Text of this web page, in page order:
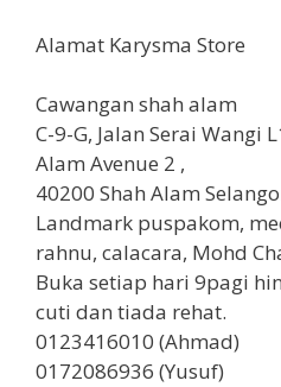
Alamat Karysma Store
Cawangan shah alam
C-9-G, Jalan Serai Wangi
Alam Avenue 2 ,
40200 Shah Alam
Landmark puspakom,
rahnu, calacara, Mohd
Buka setiap hari 9pagi
cuti dan tiada rehat.
0123416010 (Ahmad)
0172086936 (Yusuf)